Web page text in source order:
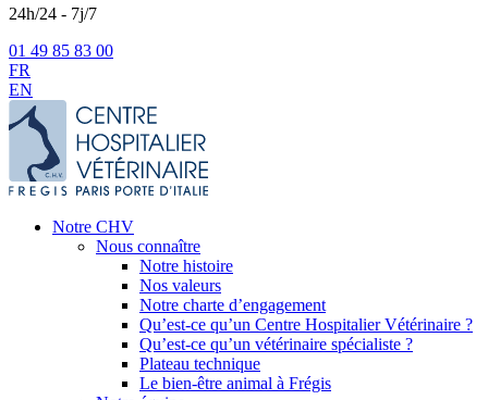
24h/24 - 7j/7
01 49 85 83 00
FR
EN
Notre CHV
Nous connaître
Notre histoire
Nos valeurs
Notre charte d’engagement
Qu’est-ce qu’un Centre Hospitalier Vétérinaire ?
Qu’est-ce qu’un vétérinaire spécialiste ?
Plateau technique
Le bien-être animal à Frégis